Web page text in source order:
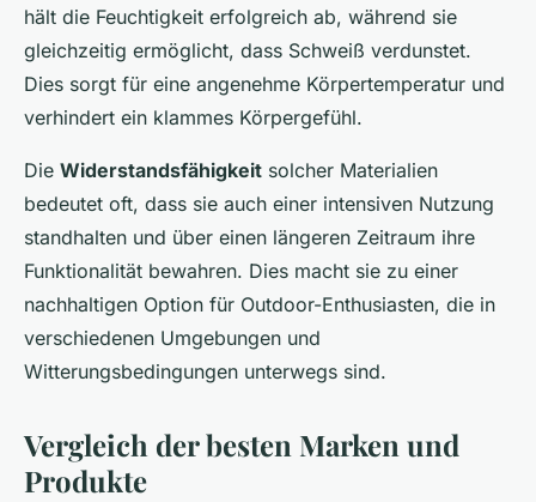
hält die Feuchtigkeit erfolgreich ab, während sie
gleichzeitig ermöglicht, dass Schweiß verdunstet.
Dies sorgt für eine angenehme Körpertemperatur und
verhindert ein klammes Körpergefühl.
Die Widerstandsfähigkeit solcher Materialien
bedeutet oft, dass sie auch einer intensiven Nutzung
standhalten und über einen längeren Zeitraum ihre
Funktionalität bewahren. Dies macht sie zu einer
nachhaltigen Option für Outdoor-Enthusiasten, die in
verschiedenen Umgebungen und
Witterungsbedingungen unterwegs sind.
Vergleich der besten Marken und
Produkte